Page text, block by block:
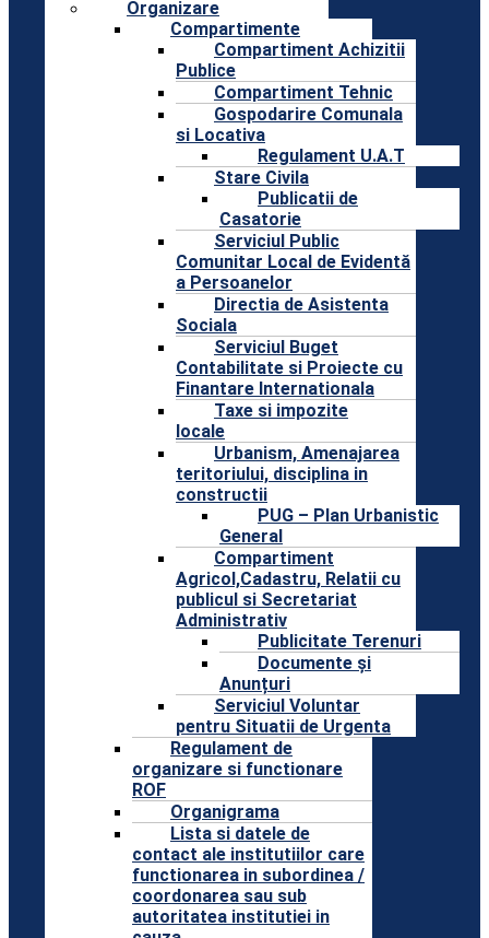
Organizare
Compartimente
Compartiment Achizitii
Publice
Compartiment Tehnic
Gospodarire Comunala
si Locativa
Regulament U.A.T
Stare Civila
Publicatii de
Casatorie
Serviciul Public
Comunitar Local de Evidentă
a Persoanelor
Directia de Asistenta
Sociala
Serviciul Buget
Contabilitate si Proiecte cu
Finantare Internationala
Taxe si impozite
locale
Urbanism, Amenajarea
teritoriului, disciplina in
constructii
PUG – Plan Urbanistic
General
Compartiment
Agricol,Cadastru, Relatii cu
publicul si Secretariat
Administrativ
Publicitate Terenuri
Documente și
Anunțuri
Serviciul Voluntar
pentru Situatii de Urgenta
Regulament de
organizare si functionare
ROF
Organigrama
Lista si datele de
contact ale institutiilor care
functionarea in subordinea /
coordonarea sau sub
autoritatea institutiei in